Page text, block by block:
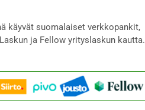
käyvät suomalaiset verkkopankit,
ja Fellow yrityslaskun kautta.